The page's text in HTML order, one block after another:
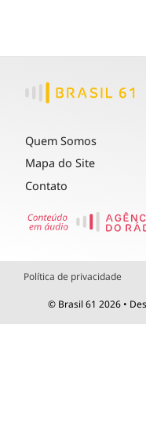
Quem Somos
Mapa do Site
Contato
Política de privacidade
© Brasil 61 2026 •